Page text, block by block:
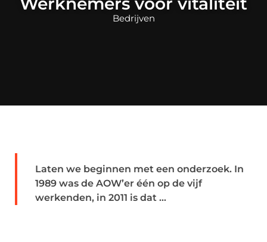
Bedrijven
Laten we beginnen met een onderzoek. In
1989 was de AOW’er één op de vijf
werkenden, in 2011 is dat ...